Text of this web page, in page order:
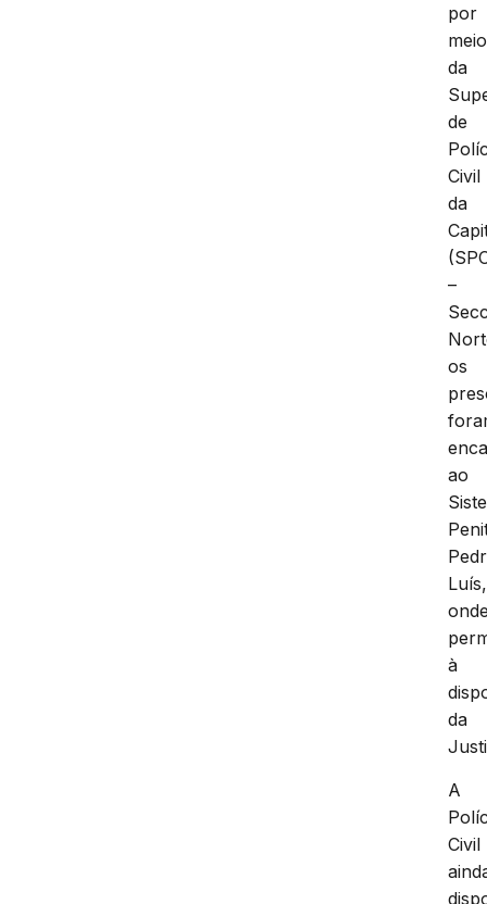
por
meio
da
de
Civil
da
–
os
ao
Luís,
à
da
A
Civil